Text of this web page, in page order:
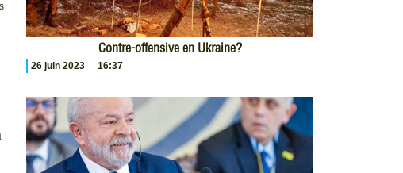
Contre-offensive en Ukraine?
26 juin 2023 16:37